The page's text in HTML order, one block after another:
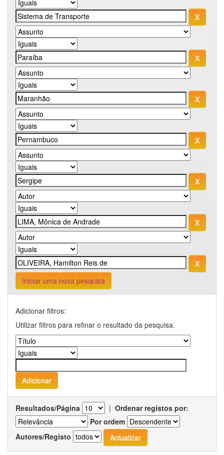
Iniciar uma nova pesquisa
Adicionar filtros:
Utilizar filtros para refinar o resultado da pesquisa.
Resultados/Página | Ordenar registos por:
Por ordem
Autores/Registo